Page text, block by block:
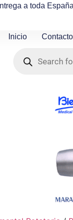
a toda
Inicio Contacto